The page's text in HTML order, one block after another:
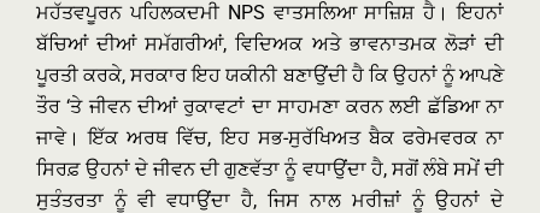
ਮਹੱਤਵਪੂਰਨ ਪਹਿਲਕਦਮੀ NPS ਵਾਤਸਲਿਆ ਸਾਜ਼ਿਸ਼ ਹੈ। ਇਹਨਾਂ
ਬੱਚਿਆਂ ਦੀਆਂ ਸਮੱਗਰੀਆਂ, ਵਿਦਿਅਕ ਅਤੇ ਭਾਵਨਾਤਮਕ ਲੋੜਾਂ ਦੀ
ਪੂਰਤੀ ਕਰਕੇ, ਸਰਕਾਰ ਇਹ ਯਕੀਨੀ ਬਣਾਉਂਦੀ ਹੈ ਕਿ ਉਹਨਾਂ ਨੂੰ ਆਪਣੇ
ਤੌਰ ‘ਤੇ ਜੀਵਨ ਦੀਆਂ ਰੁਕਾਵਟਾਂ ਦਾ ਸਾਹਮਣਾ ਕਰਨ ਲਈ ਛੱਡਿਆ ਨਾ
ਜਾਵੇ। ਇੱਕ ਅਰਥ ਵਿੱਚ, ਇਹ ਸਭ-ਸੁਰੱਖਿਅਤ ਬੈਕ ਫਰੇਮਵਰਕ ਨਾ
ਸਿਰਫ਼ ਉਹਨਾਂ ਦੇ ਜੀਵਨ ਦੀ ਗੁਣਵੱਤਾ ਨੂੰ ਵਧਾਉਂਦਾ ਹੈ, ਸਗੋਂ ਲੰਬੇ ਸਮੇਂ ਦੀ
ਸੁਤੰਤਰਤਾ ਨੂੰ ਵੀ ਵਧਾਉਂਦਾ ਹੈ, ਜਿਸ ਨਾਲ ਮਰੀਜ਼ਾਂ ਨੂੰ ਉਹਨਾਂ ਦੇ